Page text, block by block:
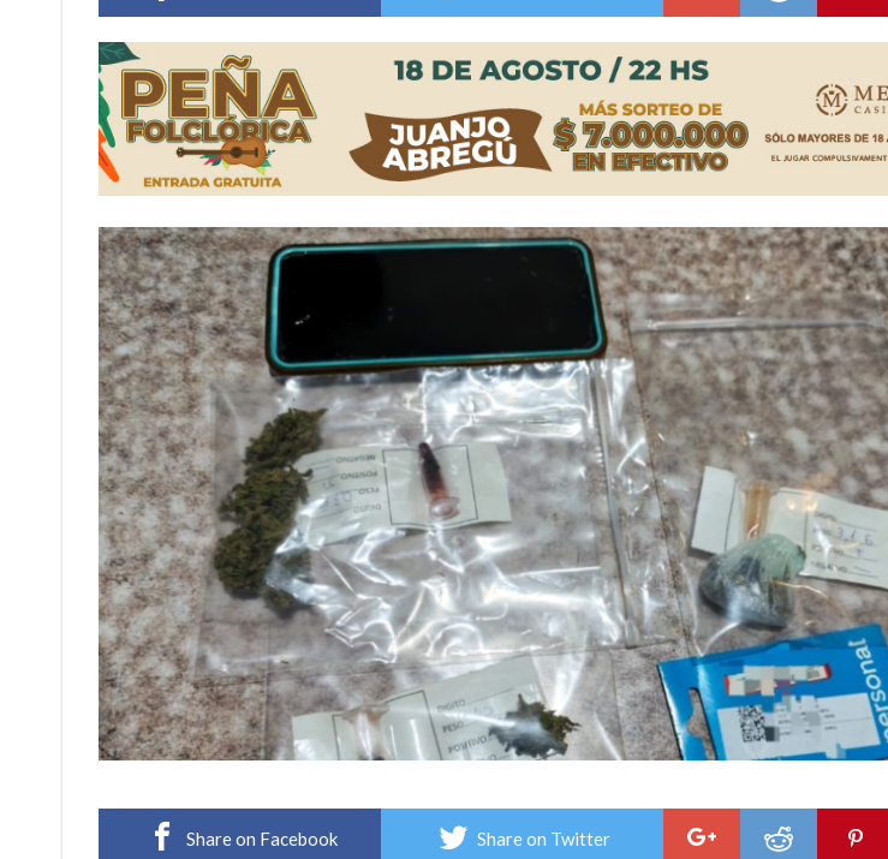
Vuelve el básquet: este viernes arranca el Clausura con agenda confirmada y planteles renovados
Share on Facebook Share on Twitter